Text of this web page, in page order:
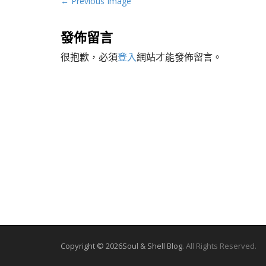
s
t
n
發佈留言
很抱歉，必須登入網站才能發佈留言。
Copyright © 2026Soul & Shell Blog. All Rights Reserved.